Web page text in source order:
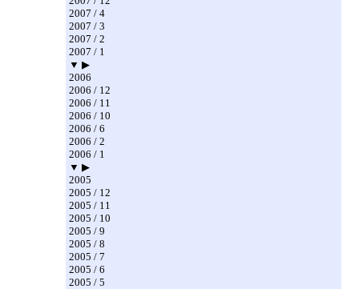
2007 / 4
2007 / 3
2007 / 2
2007 / 1
▼ ▶
2006
2006 / 12
2006 / 11
2006 / 10
2006 / 6
2006 / 2
2006 / 1
▼ ▶
2005
2005 / 12
2005 / 11
2005 / 10
2005 / 9
2005 / 8
2005 / 7
2005 / 6
2005 / 5